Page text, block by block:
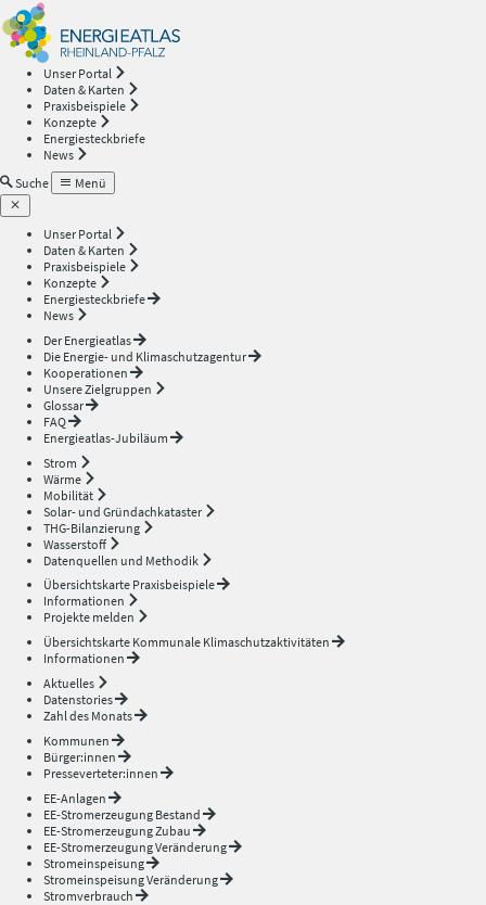
Unser Portal
Daten & Karten
Praxisbeispiele
Konzepte
Energiesteckbriefe
News
Suche
Menü
Unser Portal
Daten & Karten
Praxisbeispiele
Konzepte
Energiesteckbriefe
News
Der Energieatlas
Die Energie- und Klimaschutzagentur
Kooperationen
Unsere Zielgruppen
Glossar
FAQ
Energieatlas-Jubiläum
Strom
Wärme
Mobilität
Solar- und Gründachkataster
THG-Bilanzierung
Wasserstoff
Datenquellen und Methodik
Übersichtskarte Praxisbeispiele
Informationen
Projekte melden
Übersichtskarte Kommunale Klimaschutzaktivitäten
Informationen
Aktuelles
Datenstories
Zahl des Monats
Kommunen
Bürger:innen
Presseverteter:innen
EE-Anlagen
EE-Stromerzeugung Bestand
EE-Stromerzeugung Zubau
EE-Stromerzeugung Veränderung
Stromeinspeisung
Stromeinspeisung Veränderung
Stromverbrauch